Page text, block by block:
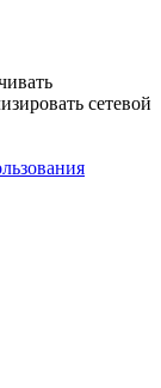
сетевой